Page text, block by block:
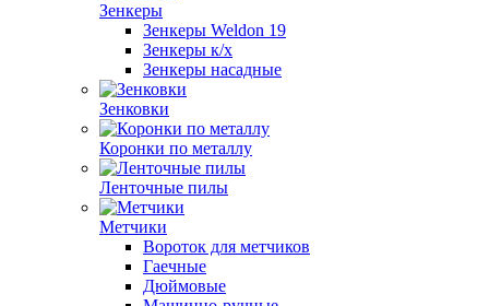
Зенкеры
Зенкеры Weldon 19
Зенкеры к/х
Зенкеры насадные
Зенковки
Коронки по металлу
Ленточные пилы
Метчики
Вороток для метчиков
Гаечные
Дюймовые